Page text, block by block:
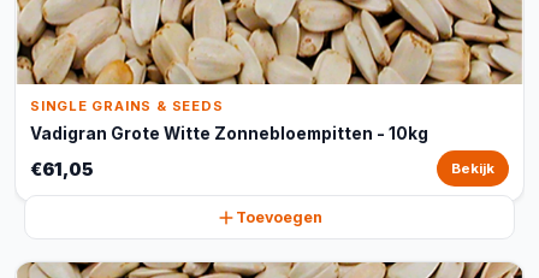
SINGLE GRAINS & SEEDS
Vadigran Grote Witte Zonnebloempitten - 10kg
€61,05 Bekijk
Toevoegen